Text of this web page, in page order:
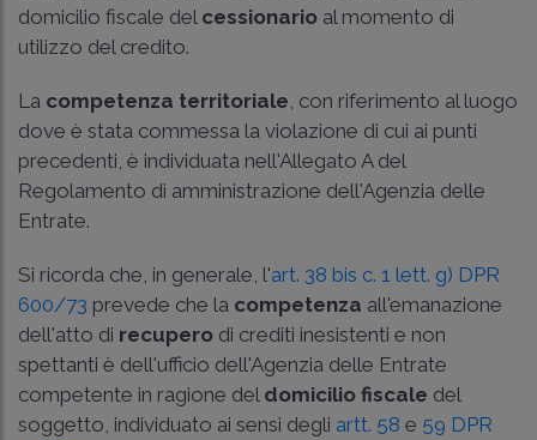
domicilio fiscale del cessionario al momento di
utilizzo del credito.
La competenza territoriale , con riferimento al luogo
dove è stata commessa la violazione di cui ai punti
precedenti, è individuata nell'Allegato A del
Regolamento di amministrazione dell'Agenzia delle
Entrate.
Si ricorda che, in generale, l'art. 38 bis c. 1 lett. g) DPR
600/73 prevede che la competenza all'emanazione
dell'atto di recupero di crediti inesistenti e non
spettanti è dell'ufficio dell'Agenzia delle Entrate
competente in ragione del domicilio fiscale del
soggetto, individuato ai sensi degli artt. 58 e 59 DPR